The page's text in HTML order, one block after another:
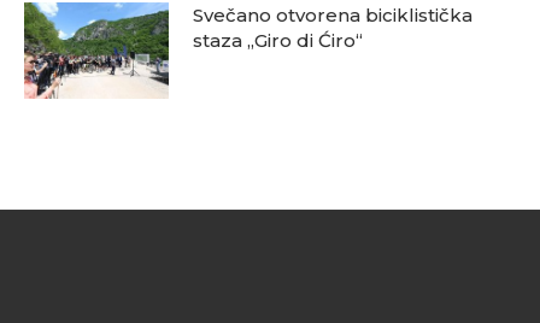
Svečano otvorena biciklistička
staza „Giro di Ćiro“